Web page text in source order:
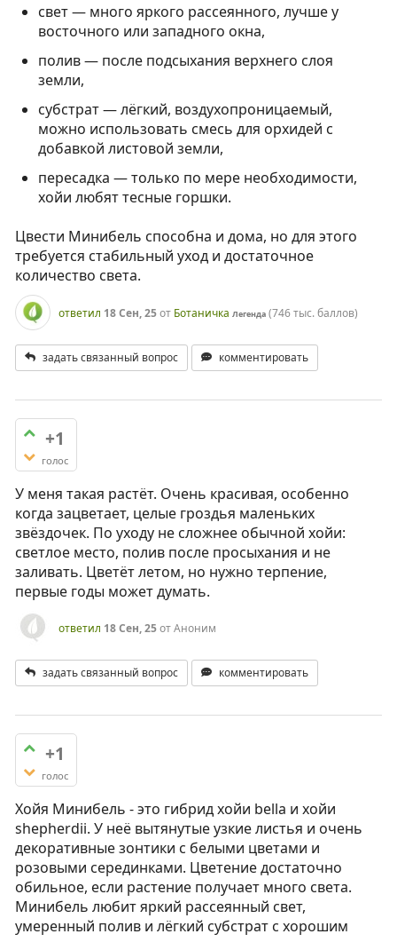
свет — много яркого рассеянного, лучше у
восточного или западного окна,
полив — после подсыхания верхнего слоя
земли,
субстрат — лёгкий, воздухопроницаемый,
можно использовать смесь для орхидей с
добавкой листовой земли,
пересадка — только по мере необходимости,
хойи любят тесные горшки.
Цвести Минибель способна и дома, но для этого
требуется стабильный уход и достаточное
количество света.
ответил 18 Сен, 25от Ботаничка Легенда (746 тыс.баллов)
задать связанный вопрос комментировать
+1
голос
У меня такая растёт. Очень красивая, особенно
когда зацветает, целые гроздья маленьких
звёздочек. По уходу не сложнее обычной хойи:
светлое место, полив после просыхания и не
заливать. Цветёт летом, но нужно терпение,
первые годы может думать.
ответил 18 Сен, 25отАноним
задать связанный вопрос комментировать
+1
голос
Хойя Минибель - это гибрид хойи bella и хойи
shepherdii. У неё вытянутые узкие листья и очень
декоративные зонтики с белыми цветами и
розовыми серединками. Цветение достаточно
обильное, если растение получает много света.
Минибель любит яркий рассеянный свет,
умеренный полив и лёгкий субстрат с хорошим